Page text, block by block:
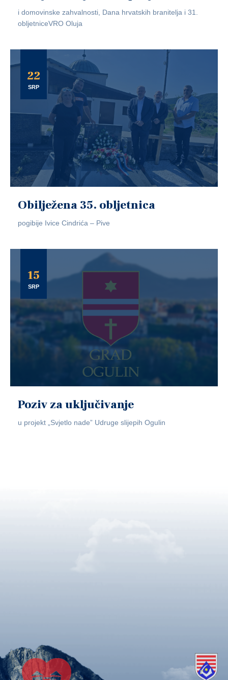
i domovinske zahvalnosti, Dana hrvatskih branitelja i 31.
obljetniceVRO Oluja
22
SRP
Obilježena 35. obljetnica
pogibije Ivice Cindrića – Pive
15
SRP
Poziv za uključivanje
u projekt „Svjetlo nade” Udruge slijepih Ogulin